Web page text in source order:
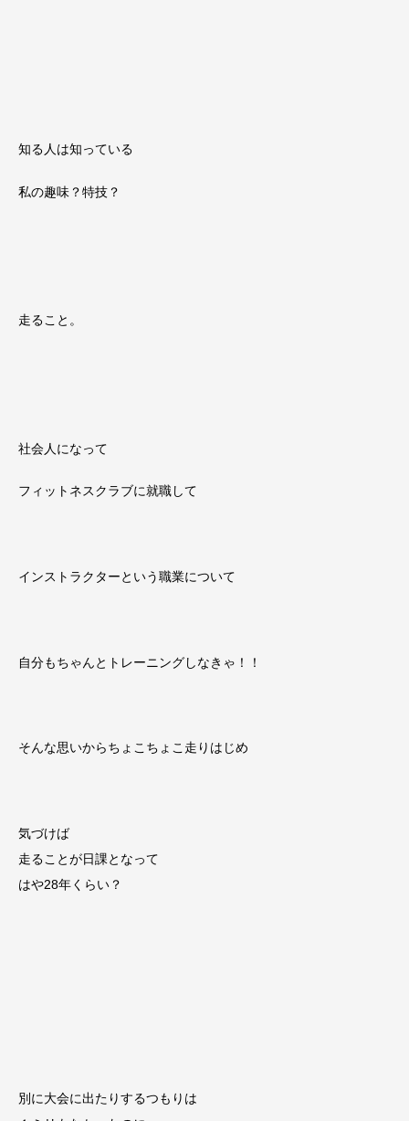
知る人は知っている
私の趣味？特技？
走ること。
社会人になって
フィットネスクラブに就職して
インストラクターという職業について
自分もちゃんとトレーニングしなきゃ！！
そんな思いからちょこちょこ走りはじめ
気づけば
走ることが日課となって
はや28年くらい？
別に大会に出たりするつもりは